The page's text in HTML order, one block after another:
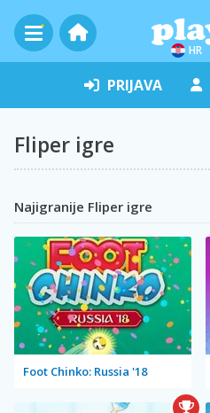
HR
PRIJAVA
Fliper igre
Najigranije Fliper igre
Foot Chinko: Russia '18